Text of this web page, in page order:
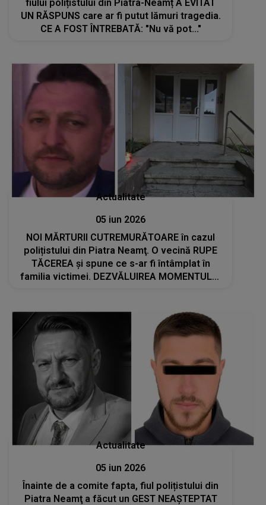
fiului polițistului din Piatra-Neamț A EVITAT
UN RĂSPUNS care ar fi putut lămuri tragedia.
CE A FOST ÎNTREBATĂ: "Nu vă pot..."
Actualitate
05 iun 2026
NOI MĂRTURII CUTREMURĂTOARE în cazul
polițistului din Piatra Neamţ. O vecină RUPE
TĂCEREA şi spune ce s-ar fi întâmplat în
familia victimei. DEZVĂLUIREA MOMENTULUI
Actualitate
05 iun 2026
Înainte de a comite fapta, fiul polițistului din
Piatra Neamţ a făcut un GEST NEAȘTEPTAT